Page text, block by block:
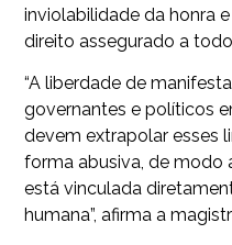
inviolabilidade da honra
direito assegurado a
“A liberdade de
governantes e políticos
devem extrapolar esses
forma abusiva, de modo
está vinculada
humana”, afirma a